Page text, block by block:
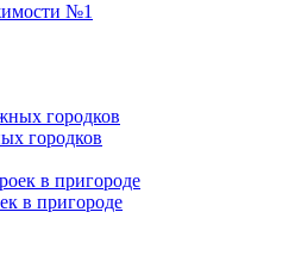
№1
городков
городков
в пригороде
в пригороде